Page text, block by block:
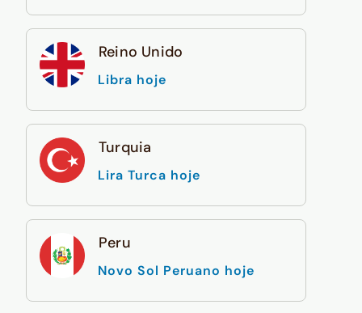
Reino Unido
Libra hoje
Turquia
Lira Turca hoje
Peru
Novo Sol Peruano hoje